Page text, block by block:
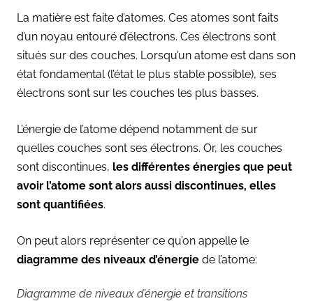
La matière est faite d’atomes. Ces atomes sont faits
d’un noyau entouré d’électrons. Ces électrons sont
situés sur des couches. Lorsqu’un atome est dans son
état fondamental (l’état le plus stable possible), ses
électrons sont sur les couches les plus basses.
L’énergie de l’atome dépend notamment de sur
quelles couches sont ses électrons. Or, les couches
sont discontinues, les différentes énergies que peut
avoir l’atome sont alors aussi discontinues, elles
sont quantifiées.
On peut alors représenter ce qu’on appelle le
diagramme des niveaux d’énergie de l’atome:
Diagramme de niveaux d’énergie et transitions